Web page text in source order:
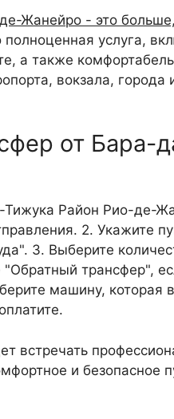
Жанейро - это
полноценная услуга,
а также
вокзала, города
от Бара-
Тижука Район Рио-де-
2. Укажите
3. Выберите
трансфер",
машину, которая
встречать
и безопасное